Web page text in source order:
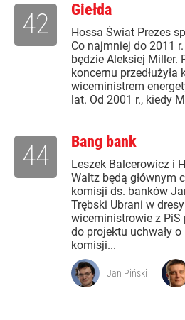
Giełda
Hossa Świat Prezes
Co najmniej do 2011
będzie Aleksiej Miller.
koncernu przedłużyła
wiceministrem
lat. Od 2001 r., kiedy
42
Bang bank
Leszek Balcerowicz i
Waltz będą głównym
komisji ds. banków
Trębski Ubrani w
wiceministrowie z
do projektu uchwały
komisji...
44
Jan Piński